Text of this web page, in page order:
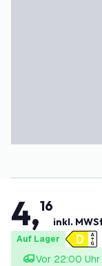
4,16
inkl.
Auf Lager
Vor 22:00 Uhr